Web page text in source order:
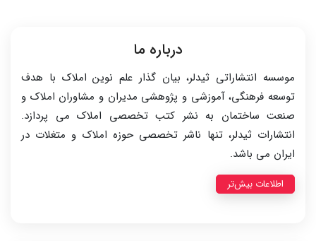
درباره ما
موسسه انتشاراتی ثیدلر، بیان گذار علم نوین املاک با هدف
توسعه فرهنگی، آموزشی و پژوهشی مدیران و مشاوران املاک و
صنعت ساختمان به نشر کتب تخصصی املاک می پردازد.
انتشارات ثیدلر، تنها ناشر تخصصی حوزه املاک و متغلات در
ایران می باشد.
اطلاعات بیش‌تر